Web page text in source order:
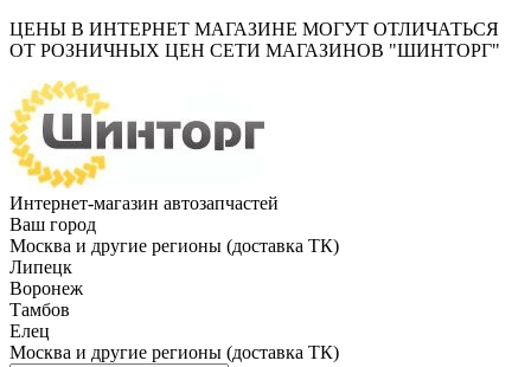
ЦЕНЫ В ИНТЕРНЕТ МАГАЗИНЕ МОГУТ ОТЛИЧАТЬСЯ
ОТ РОЗНИЧНЫХ ЦЕН СЕТИ МАГАЗИНОВ "ШИНТОРГ"
Интернет-магазин автозапчастей
Ваш город
Москва и другие регионы (доставка ТК)
Липецк
Воронеж
Тамбов
Елец
Москва и другие регионы (доставка ТК)